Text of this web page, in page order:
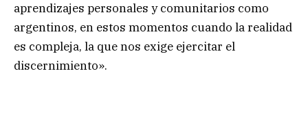
aprendizajes personales y comunitarios como
argentinos, en estos momentos cuando la realidad
es compleja, la que nos exige ejercitar el
discernimiento».